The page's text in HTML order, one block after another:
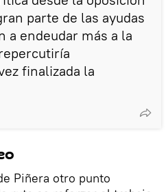
parte de las ayudas
a endeudar más a la
finalizada la
Piñera otro punto